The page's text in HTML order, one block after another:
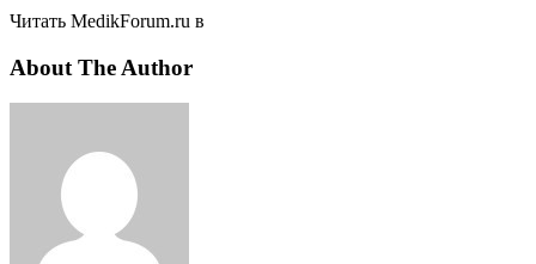
Читать MedikForum.ru в
About The Author